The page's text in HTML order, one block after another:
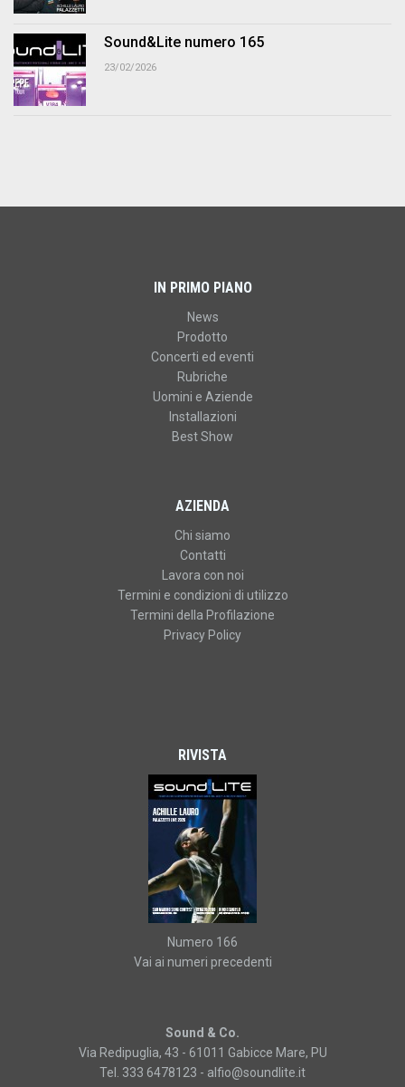
Sound&Lite numero 165
23/02/2026
IN PRIMO PIANO
News
Prodotto
Concerti ed eventi
Rubriche
Uomini e Aziende
Installazioni
Best Show
AZIENDA
Chi siamo
Contatti
Lavora con noi
Termini e condizioni di utilizzo
Termini della Profilazione
Privacy Policy
RIVISTA
Numero 166
Vai ai numeri precedenti
Sound & Co.
Via Redipuglia, 43 - 61011 Gabicce Mare, PU
Tel. 333 6478123 - alfio@soundlite.it